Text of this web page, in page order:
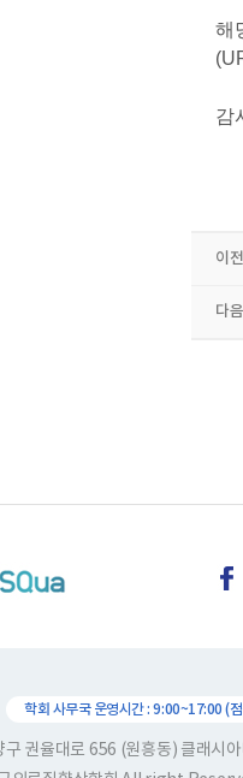
해
감
이
다
학회 사무국 운영시간 : 9:00~17:00 (
구 권율대로 656 (원흥동) 클래시